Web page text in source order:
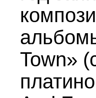
Town»